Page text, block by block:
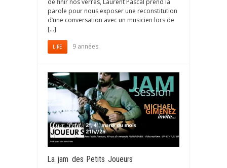
de finir nos verres, Laurent Pascal prend la
parole pour nous exposer une reconstitution
d’une conversation avec un musicien lors de
[…]
LIRE 9 années.
La jam des Petits Joueurs